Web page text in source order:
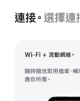
連接。 選擇連
Wi-Fi + 流動網絡。
隨時隨地取用檔案、
應你所需。